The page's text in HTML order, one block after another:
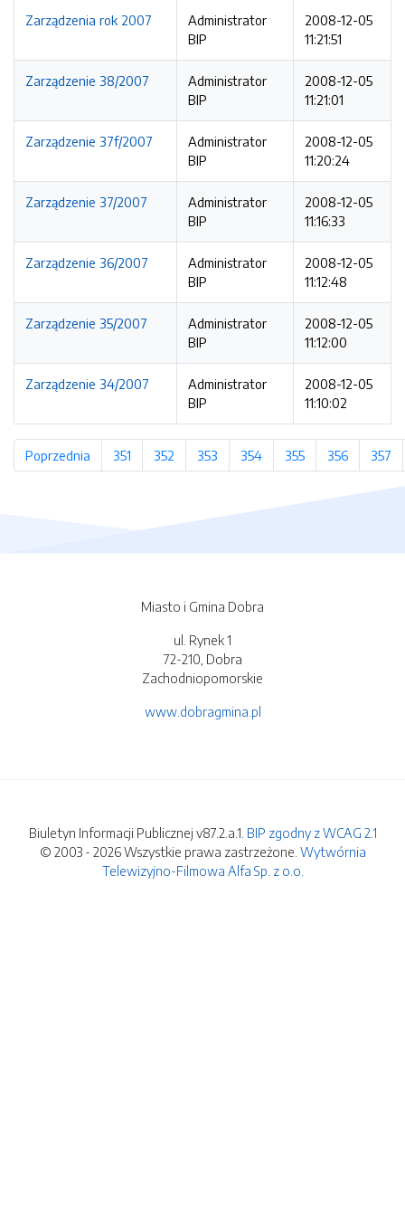
Zarządzenia rok 2007
Administrator
BIP
2008-12-05
11:21:51
Zarządzenie 38/2007
Administrator
BIP
2008-12-05
11:21:01
Zarządzenie 37f/2007
Administrator
BIP
2008-12-05
11:20:24
Zarządzenie 37/2007
Administrator
BIP
2008-12-05
11:16:33
Zarządzenie 36/2007
Administrator
BIP
2008-12-05
11:12:48
Zarządzenie 35/2007
Administrator
BIP
2008-12-05
11:12:00
Zarządzenie 34/2007
Administrator
BIP
2008-12-05
11:10:02
Poprzednia strona
351 strona
352 strona
353 strona
354 strona
355 strona
356 strona
357
Miasto i Gmina Dobra
ul. Rynek 1
72-210, Dobra
Zachodniopomorskie
www.dobragmina.pl
Biuletyn Informacji Publicznej v87.2.a.1. BIP zgodny z WCAG 2.1
© 2003 - 2026 Wszystkie prawa zastrzeżone. Wytwórnia
Telewizyjno-Filmowa Alfa Sp. z o.o.